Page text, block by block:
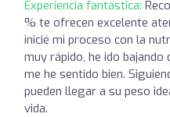
Experiencia fantástica:
% te ofrecen excelente
inicié mi proceso con la
muy rápido, he ido
me he sentido bien.
pueden llegar a su peso
vida.